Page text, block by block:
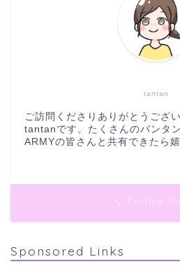
tantan
ご訪問くださりありがとうござ
tantanです。たくさんのバンタ
ARMYの皆さんと共有できたら嬉
＼ Follow
Sponsored Links